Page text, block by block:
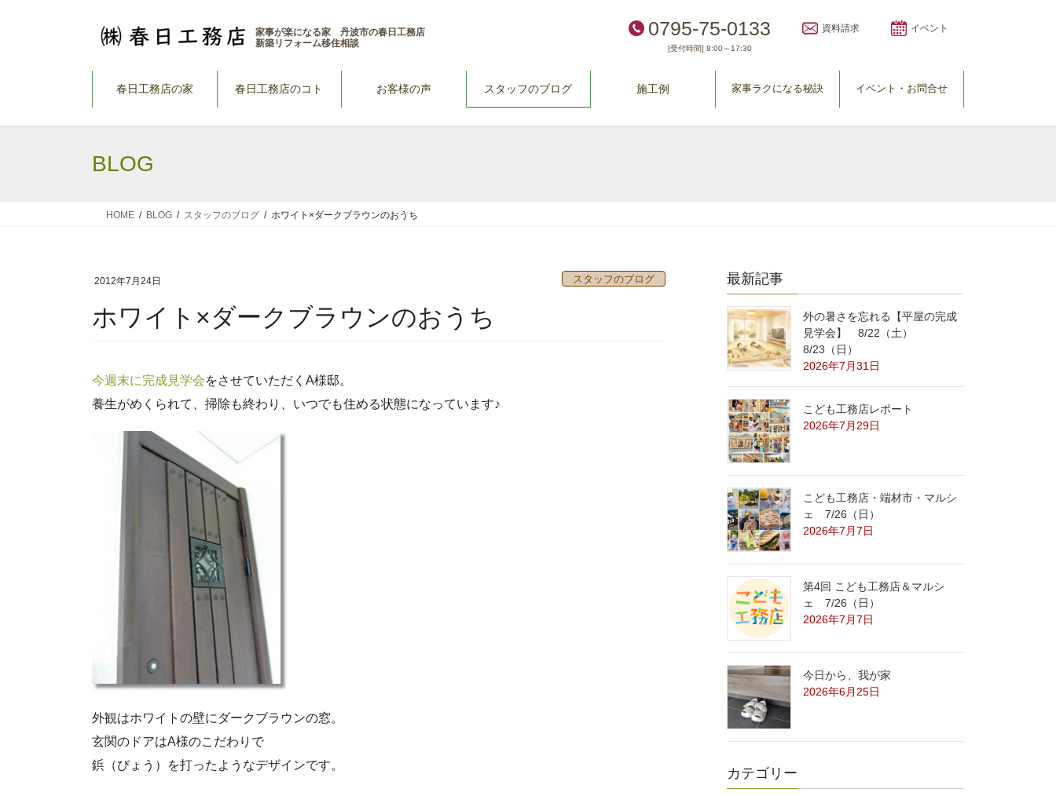
家事が楽になる家 丹波市の春日工務店
新築リフォーム移住相談
0795-75-0133
[受付時間] 8:00～17:30
資料請求 イベント
春日工務店の家 春日工務店のコト お客様の声 スタッフのブログ 施工例 家事ラクになる秘訣 イベント・お問合せ
BLOG
HOME BLOG スタッフのブログ ホワイト×ダークブラウンのおうち
2012年7月24日 スタッフのブログ
ホワイト×ダークブラウンのおうち
今週末に完成見学会をさせていただくA様邸。
養生がめくられて、掃除も終わり、いつでも住める状態になっています♪
外観はホワイトの壁にダークブラウンの窓。
玄関のドアはA様のこだわりで
鋲（びょう）を打ったようなデザインです。
最新記事
外の暑さを忘れる【平屋の完成
見学会】 8/22（土）
8/23（日）
2026年7月31日
こども工務店レポート
2026年7月29日
こども工務店・端材市・マルシ
ェ 7/26（日）
2026年7月7日
第4回 こども工務店＆マルシ
ェ 7/26（日）
2026年7月7日
今日から、我が家
2026年6月25日
カテゴリー